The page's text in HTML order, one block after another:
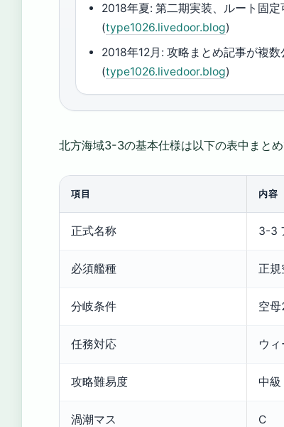
2018年夏: 第二期実装、ルート固定
(type1026.livedoor.blog)
2018年12月: 攻略まとめ記事が複数
(type1026.livedoor.blog)
北方海域3-3の基本仕様は以下の表中まと
項目 内容
正式名称 3-3
必須艦種 正
分岐条件 空
任務対応 ウ
攻略難易度 中級
渦潮マス C